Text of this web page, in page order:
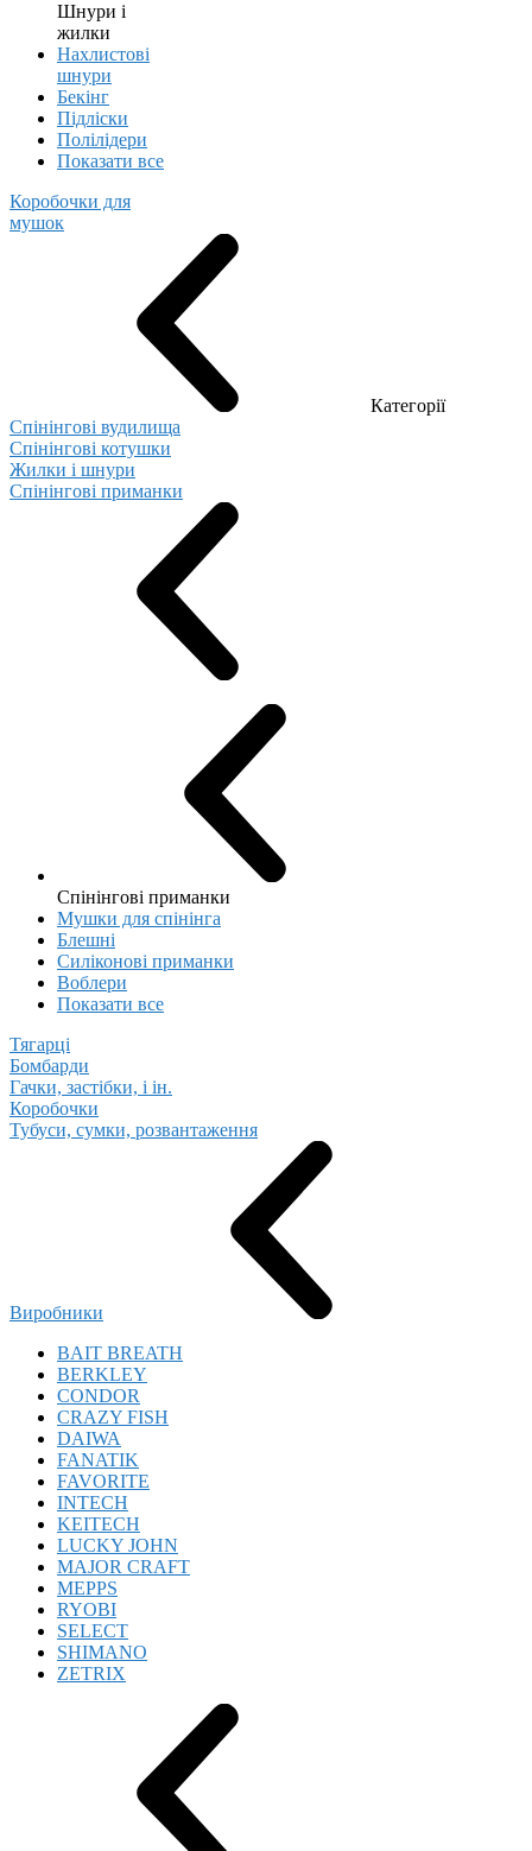
Шнури і
жилки
Нахлистові
шнури
Бекінг
Підліски
Полілідери
Показати все
Коробочки для
мушок
Категорії
Спінінгові вудилища
Спінінгові котушки
Жилки і шнури
Спінінгові приманки
Спінінгові приманки
Мушки для спінінга
Блешні
Cиліконові приманки
Воблери
Показати все
Тягарці
Бомбарди
Гачки, застібки, і ін.
Коробочки
Тубуси, сумки, розвантаження
Виробники
BAIT BREATH
BERKLEY
CONDOR
CRAZY FISH
DAIWA
FANATIK
FAVORITE
INTECH
KEITECH
LUCKY JOHN
MAJOR CRAFT
MEPPS
RYOBI
SELECT
SHIMANO
ZETRIX